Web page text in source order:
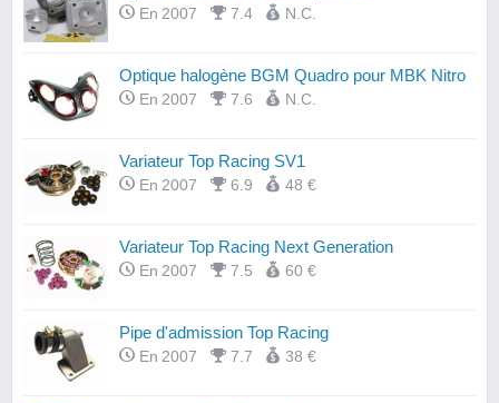
En 2007 7.4 N.C.
Optique halogène BGM Quadro pour MBK Nitro
En 2007 7.6 N.C.
Variateur Top Racing SV1
En 2007 6.9 48 €
Variateur Top Racing Next Generation
En 2007 7.5 60 €
Pipe d'admission Top Racing
En 2007 7.7 38 €